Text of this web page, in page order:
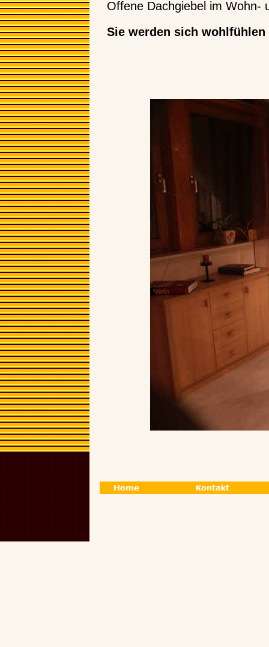
Offene Dachgiebel im Wohn-
Sie werden sich wohlfühlen